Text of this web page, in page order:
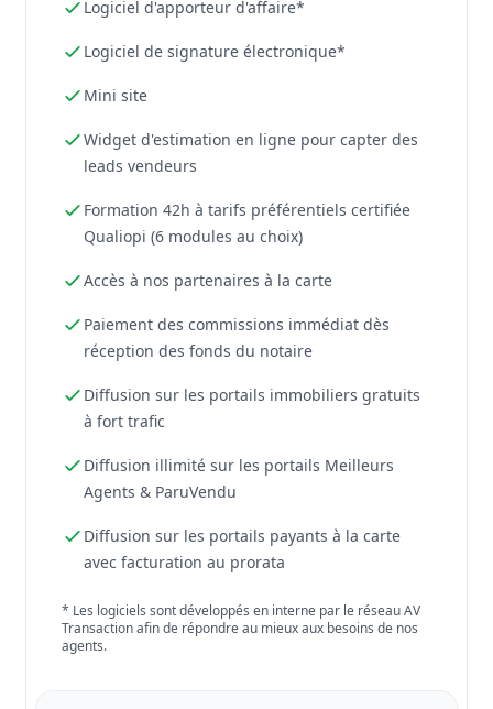
Logiciel d'apporteur d'affaire*
Logiciel de signature électronique*
Mini site
Widget d'estimation en ligne pour capter des
leads vendeurs
Formation 42h à tarifs préférentiels certifiée
Qualiopi (6 modules au choix)
Accès à nos partenaires à la carte
Paiement des commissions immédiat dès
réception des fonds du notaire
Diffusion sur les portails immobiliers gratuits
à fort trafic
Diffusion illimité sur les portails Meilleurs
Agents & ParuVendu
Diffusion sur les portails payants à la carte
avec facturation au prorata
* Les logiciels sont développés en interne par le réseau AV
Transaction afin de répondre au mieux aux besoins de nos
agents.